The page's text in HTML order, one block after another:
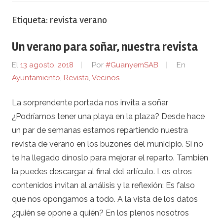
Etiqueta: revista verano
Un verano para soñar, nuestra revista
El 13 agosto, 2018 Por #GuanyemSAB
En
Ayuntamiento, Revista, Vecinos
La sorprendente portada nos invita a soñar
¿Podríamos tener una playa en la plaza? Desde hace
un par de semanas estamos repartiendo nuestra
revista de verano en los buzones del municipio. Si no
te ha llegado dínoslo para mejorar el reparto. También
la puedes descargar al final del artículo. Los otros
contenidos invitan al análisis y la reflexión: Es falso
que nos opongamos a todo. A la vista de los datos
¿quién se opone a quién? En los plenos nosotros